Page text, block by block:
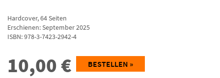
Hardcover,64Seiten
Erschienen: September 2025
ISBN:978-3-7423-2942-4
10,00€ BESTELLEN »